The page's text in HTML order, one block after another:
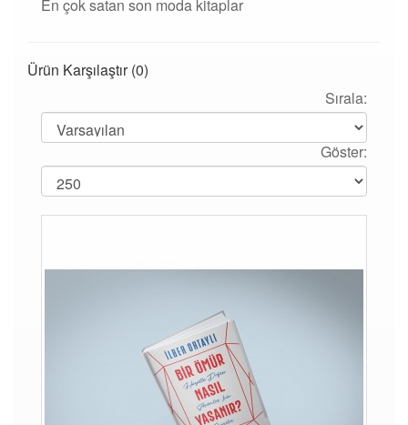
En çok satan son moda kitaplar
Ürün Karşılaştır (0)
Sırala:
Göster: